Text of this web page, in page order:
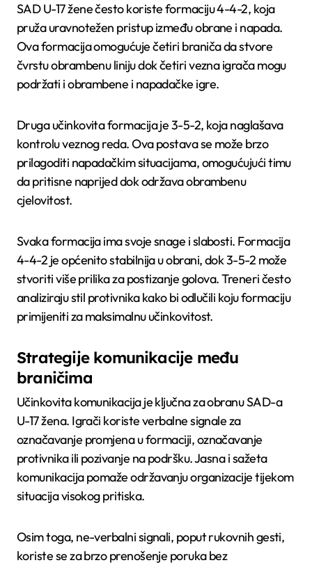
SAD U-17 žene često koriste formaciju 4-4-2, koja
pruža uravnotežen pristup između obrane i napada.
Ova formacija omogućuje četiri braniča da stvore
čvrstu obrambenu liniju dok četiri vezna igrača mogu
podržati i obrambene i napadačke igre.
Druga učinkovita formacija je 3-5-2, koja naglašava
kontrolu veznog reda. Ova postava se može brzo
prilagoditi napadačkim situacijama, omogućujući timu
da pritisne naprijed dok održava obrambenu
cjelovitost.
Svaka formacija ima svoje snage i slabosti. Formacija
4-4-2 je općenito stabilnija u obrani, dok 3-5-2 može
stvoriti više prilika za postizanje golova. Treneri često
analiziraju stil protivnika kako bi odlučili koju formaciju
primijeniti za maksimalnu učinkovitost.
Strategije komunikacije među
braničima
Učinkovita komunikacija je ključna za obranu SAD-a
U-17 žena. Igrači koriste verbalne signale za
označavanje promjena u formaciji, označavanje
protivnika ili pozivanje na podršku. Jasna i sažeta
komunikacija pomaže održavanju organizacije tijekom
situacija visokog pritiska.
Osim toga, ne-verbalni signali, poput rukovnih gesti,
koriste se za brzo prenošenje poruka bez